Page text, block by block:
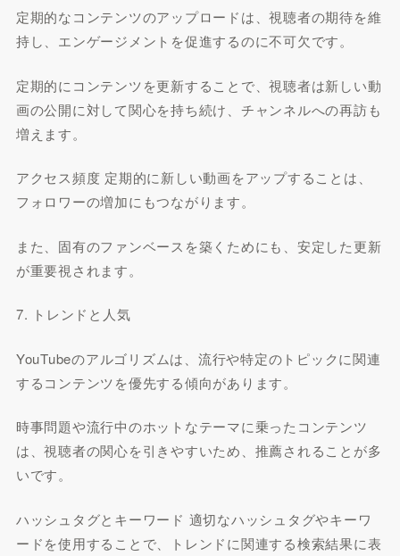
定期的なコンテンツのアップロードは、視聴者の期待を維
持し、エンゲージメントを促進するのに不可欠です。
定期的にコンテンツを更新することで、視聴者は新しい動
画の公開に対して関心を持ち続け、チャンネルへの再訪も
増えます。
アクセス頻度 定期的に新しい動画をアップすることは、
フォロワーの増加にもつながります。
また、固有のファンベースを築くためにも、安定した更新
が重要視されます。
7. トレンドと人気
YouTubeのアルゴリズムは、流行や特定のトピックに関連
するコンテンツを優先する傾向があります。
時事問題や流行中のホットなテーマに乗ったコンテンツ
は、視聴者の関心を引きやすいため、推薦されることが多
いです。
ハッシュタグとキーワード 適切なハッシュタグやキーワ
ードを使用することで、トレンドに関連する検索結果に表